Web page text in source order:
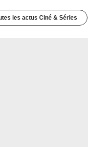
les actus Ciné & Séries